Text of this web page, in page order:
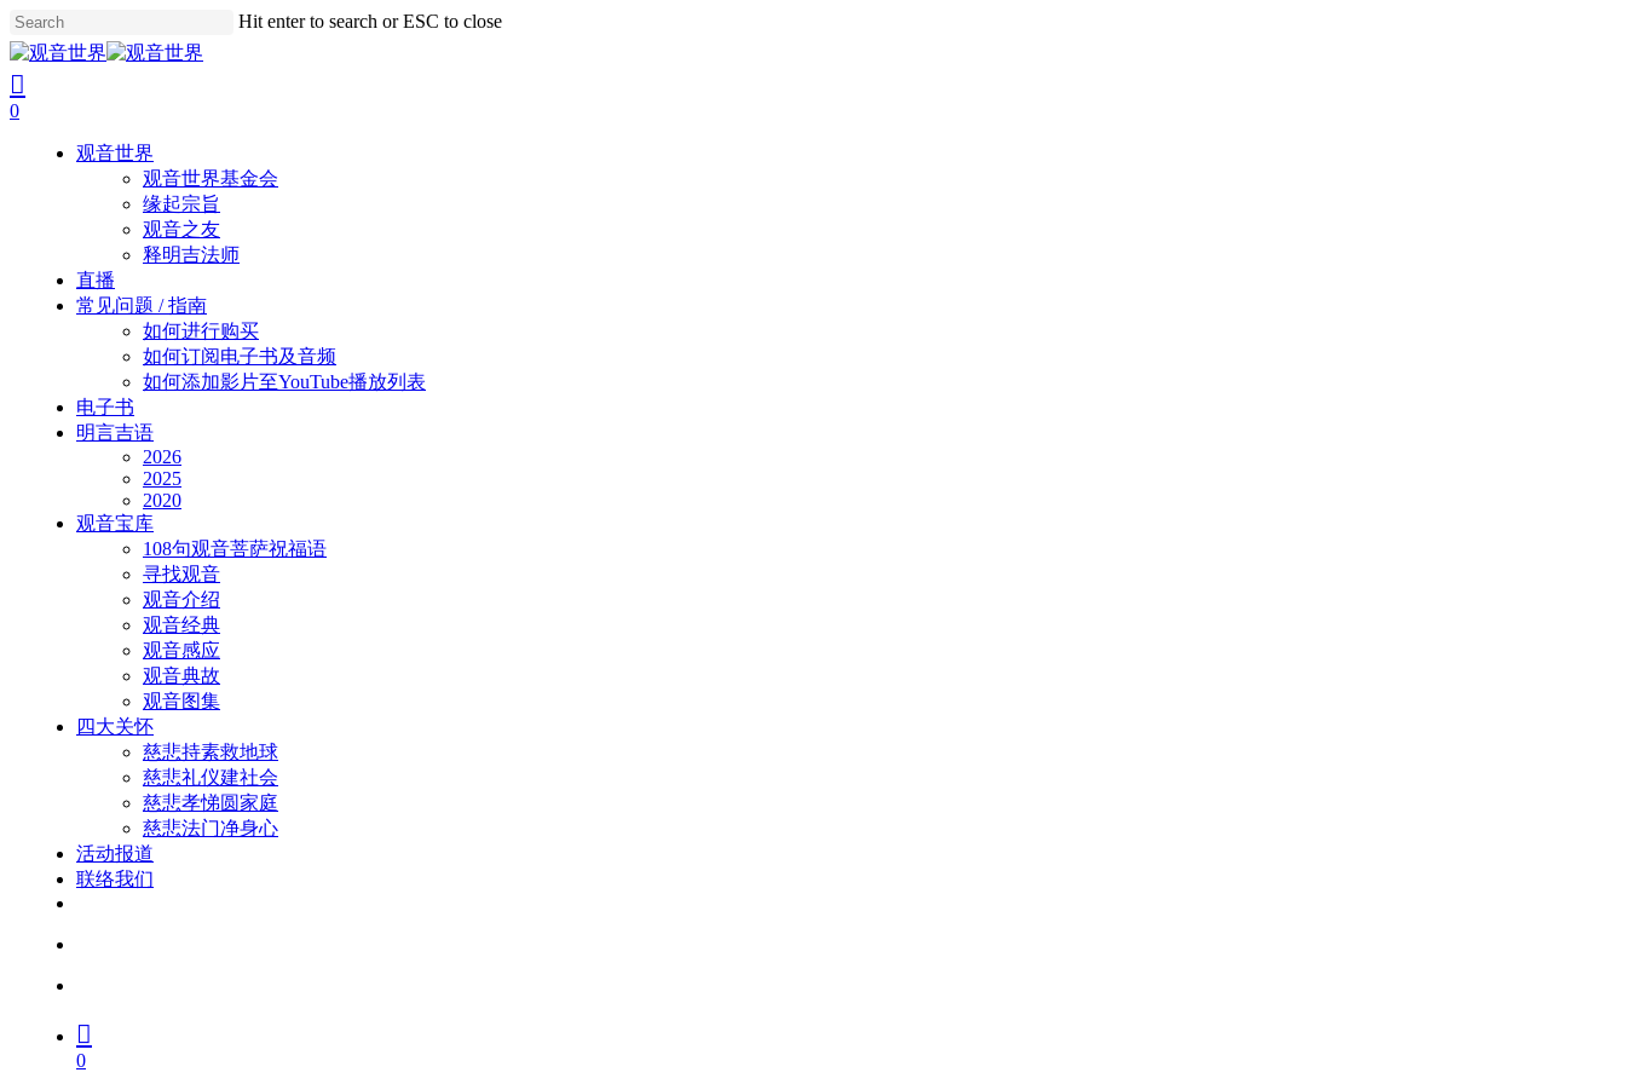
Skip
to
main
content
Hit enter to search or ESC to close
Close
Search
search
account
0
观音世界
观音世界基金会
缘起宗旨
观音之友
释明吉法师
直播
常见问题 / 指南
如何进行购买
如何订阅电子书及音频
如何添加影片至YouTube播放列表
电子书
明言吉语
2026
2025
2020
观音宝库
108句观音菩萨祝福语
寻找观音
观音介绍
观音经典
观音感应
观音典故
观音图集
四大关怀
慈悲持素救地球
慈悲礼仪建社会
慈悲孝悌圆家庭
慈悲法门净身心
活动报道
联络我们
0